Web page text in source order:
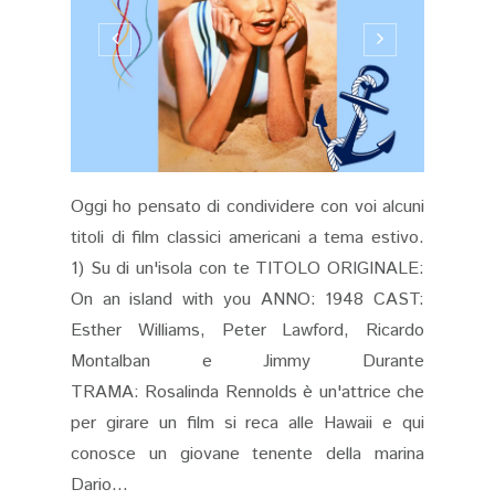
Oggi ho pensato di condividere con voi alcuni
titoli di film classici americani a tema estivo.
1) Su di un'isola con te TITOLO ORIGINALE:
On an island with you ANNO: 1948 CAST:
Esther Williams, Peter Lawford, Ricardo
Montalban e Jimmy Durante
TRAMA: Rosalinda Rennolds è un'attrice che
per girare un film si reca alle Hawaii e qui
conosce un giovane tenente della marina
Dario...